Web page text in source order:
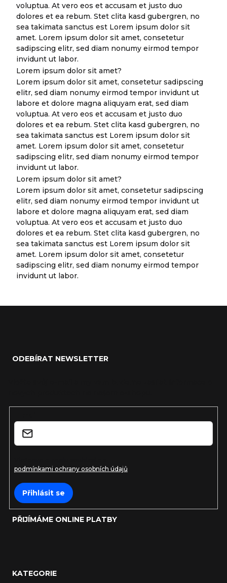
voluptua. At vero eos et accusam et justo duo
dolores et ea rebum. Stet clita kasd gubergren, no
sea takimata sanctus est Lorem ipsum dolor sit
amet. Lorem ipsum dolor sit amet, consetetur
sadipscing elitr, sed diam nonumy eirmod tempor
invidunt ut labor.
Lorem ipsum dolor sit amet?
Lorem ipsum dolor sit amet, consetetur sadipscing
elitr, sed diam nonumy eirmod tempor invidunt ut
labore et dolore magna aliquyam erat, sed diam
voluptua. At vero eos et accusam et justo duo
dolores et ea rebum. Stet clita kasd gubergren, no
sea takimata sanctus est Lorem ipsum dolor sit
amet. Lorem ipsum dolor sit amet, consetetur
sadipscing elitr, sed diam nonumy eirmod tempor
invidunt ut labor.
Lorem ipsum dolor sit amet?
Lorem ipsum dolor sit amet, consetetur sadipscing
elitr, sed diam nonumy eirmod tempor invidunt ut
labore et dolore magna aliquyam erat, sed diam
voluptua. At vero eos et accusam et justo duo
dolores et ea rebum. Stet clita kasd gubergren, no
sea takimata sanctus est Lorem ipsum dolor sit
amet. Lorem ipsum dolor sit amet, consetetur
sadipscing elitr, sed diam nonumy eirmod tempor
invidunt ut labor.
ODEBÍRAT NEWSLETTER
podmínkami ochrany osobních údajů
Přihlásit se
PŘIJÍMÁME ONLINE PLATBY
KATEGORIE